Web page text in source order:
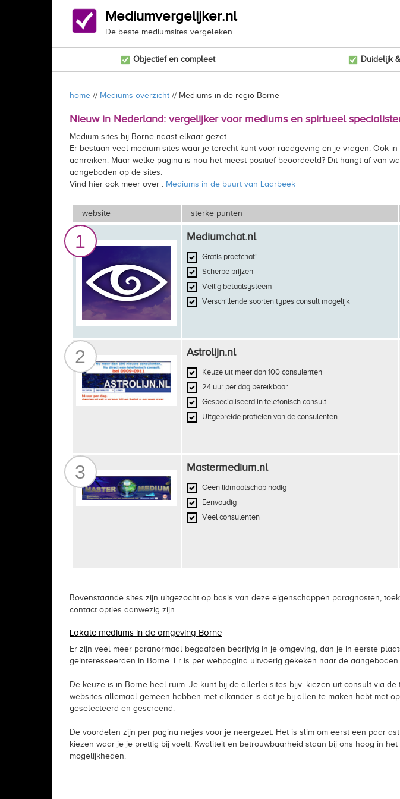
Mediumvergelijker.nl
De beste mediumsites vergeleken
Objectief en compleet Duidelijk
home // Mediums overzicht // Mediums in de regio Borne
Nieuw in Nederland: vergelijker voor mediums en spirtueel
Medium sites bij Borne naast elkaar gezet
Er bestaan veel medium sites waar je terecht kunt voor raadgeving en je vragen. Ook
aanreiken. Maar welke pagina is nou het meest positief beoordeeld? Dit hangt af van
aangeboden op de sites.
Vind hier ook meer over : Mediums in de buurt van Laarbeek
website sterke punten
1 Mediumchat.nl
Gratis proefchat!
Scherpe prijzen
Veilig betaalsysteem
Verschillende soorten types consult mogelijk
2 Astrolijn.nl
Keuze uit meer dan 100 consulenten
24 uur per dag bereikbaar
Gespecialiseerd in telefonisch consult
Uitgebreide profielen van de consulenten
3 Mastermedium.nl
Geen lidmaatschap nodig
Eenvoudig
Veel consulenten
Bovenstaande sites zijn uitgezocht op basis van deze eigenschappen paragnosten,
contact opties aanwezig zijn.
Lokale mediums in de omgeving Borne
Er zijn veel meer paranormaal begaafden bedrijvig in je omgeving, dan je in eerste
geinteresseerden in Borne. Er is per webpagina uitvoerig gekeken naar de
De keuze is in Borne heel ruim. Je kunt bij de allerlei sites bijv. kiezen uit consult via
websites allemaal gemeen hebben met elkander is dat je bij allen te maken hebt met
geselecteerd en gescreend.
De voordelen zijn per pagina netjes voor je neergezet. Het is slim om eerst een paar
kiezen waar je je prettig bij voelt. Kwaliteit en betrouwbaarheid staan bij ons hoog in
mogelijkheden.